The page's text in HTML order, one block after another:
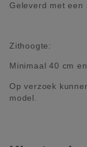
Geleverd met een
Zithoogte:
Minimaal 40 cm
Op verzoek
model.